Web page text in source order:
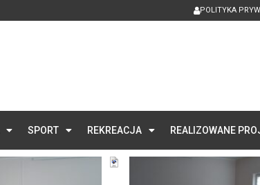
POLITYKA
SPORT REKREACJA REALIZOWANE